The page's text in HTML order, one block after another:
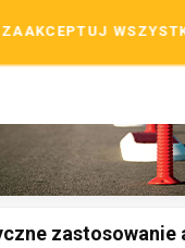
ZAAKCEPTUJ
zastosowanie